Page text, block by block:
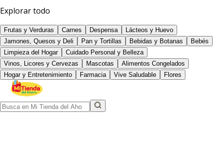
Explorar todo
Frutas y Verduras Carnes Despensa
Lácteos y Huevo
Jamones, Quesos y Deli
Pan y Tortillas Bebidas y Botanas
Bebés
Limpieza del Hogar
Cuidado Personal y Belleza
Vinos, Licores y Cervezas
Mascotas
Alimentos Congelados
Hogar y Entretenimiento
Farmacia Vive Saludable Flores